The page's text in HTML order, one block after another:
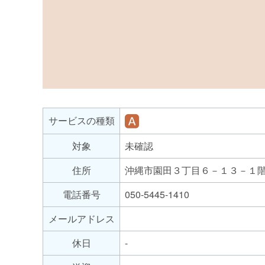
ビ
ス
種
サービスの種類
就
労
継
続
支
援
A
対象
未確認
住所
沖縄市園田３丁目６－１３－１
電話番号
050-5445-1410
メールアドレス
休日
-